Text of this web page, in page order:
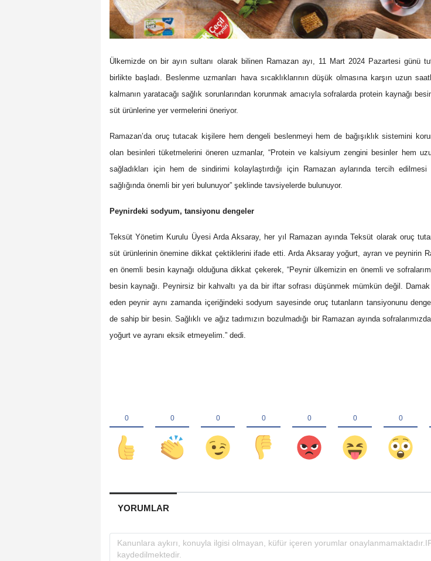
Ülkemizde on bir ayın sultanı olarak bilinen Ramazan ayı, 11 Mart 2024 Pazartesi günü
birlikte başladı. Beslenme uzmanları hava sıcaklıklarının düşük olmasına karşın uzun
kalmanın yaratacağı sağlık sorunlarından korunmak amacıyla sofralarda protein kaynağı
süt ürünlerine yer vermelerini öneriyor.
Ramazan’da oruç tutacak kişilere hem dengeli beslenmeyi hem de bağışıklık sistemini
olan besinleri tüketmelerini öneren uzmanlar, “Protein ve kalsiyum zengini besinler hem
sağladıkları için hem de sindirimi kolaylaştırdığı için Ramazan aylarında tercih edilmesi
sağlığında önemli bir yeri bulunuyor” şeklinde tavsiyelerde bulunuyor.
Peynirdeki sodyum, tansiyonu dengeler
Teksüt Yönetim Kurulu Üyesi Arda Aksaray, her yıl Ramazan ayında Teksüt olarak oruç
süt ürünlerinin önemine dikkat çektiklerini ifade etti. Arda Aksaray yoğurt, ayran ve peynirin
en önemli besin kaynağı olduğuna dikkat çekerek, “Peynir ülkemizin en önemli ve
besin kaynağı. Peynirsiz bir kahvaltı ya da bir iftar sofrası düşünmek mümkün değil. Damak
eden peynir aynı zamanda içeriğindeki sodyum sayesinde oruç tutanların tansiyonunu
de sahip bir besin. Sağlıklı ve ağız tadımızın bozulmadığı bir Ramazan ayında
yoğurt ve ayranı eksik etmeyelim.” dedi.
YORUMLAR